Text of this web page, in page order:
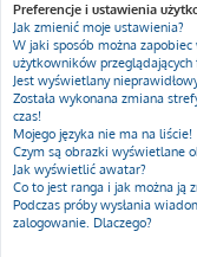
Preferencje i ustawienia
Jak zmienić moje ustawienia?
W jaki sposób można
użytkowników przeglądających
Jest wyświetlany
Została wykonana zmiana
czas!
Mojego języka nie ma na liście!
Czym są obrazki wyświetlane
Jak wyświetlić awatar?
Co to jest ranga i jak można ją
Podczas próby wysłania
zalogowanie. Dlaczego?